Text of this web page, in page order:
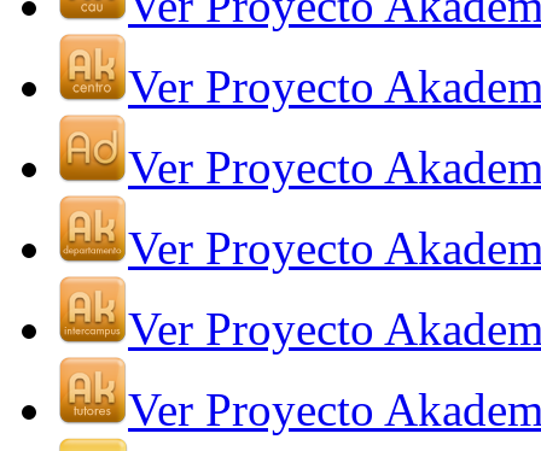
Ver Proyecto
Ver Proyecto
Ver Proyecto
Ver Proyecto
Ver Proyecto